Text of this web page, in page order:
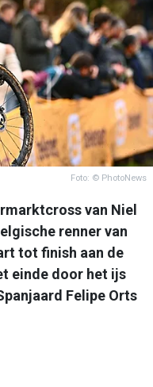
Foto: © PhotoNews
van Niel
renner van
tot finish aan de
einde door het ijs
Felipe Orts